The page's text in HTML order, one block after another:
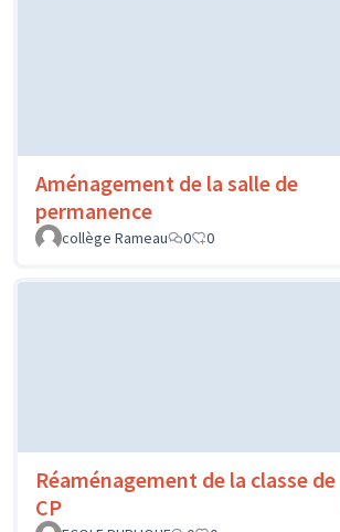
Aménagement de la salle de
permanence
collège Rameau
0 0
Réaménagement de la classe de
CP